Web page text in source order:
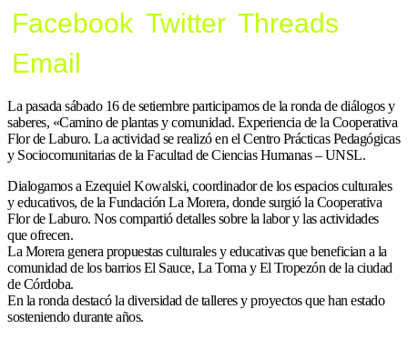
Facebook Twitter Threads
Email
La pasada sábado 16 de setiembre participamos de la ronda de diálogos y
saberes, «Camino de plantas y comunidad. Experiencia de la Cooperativa
Flor de Laburo. La actividad se realizó en el Centro Prácticas Pedagógicas
y Sociocomunitarias de la Facultad de Ciencias Humanas – UNSL.
Dialogamos a Ezequiel Kowalski, coordinador de los espacios culturales
y educativos, de la Fundación La Morera, donde surgió la Cooperativa
Flor de Laburo. Nos compartió detalles sobre la labor y las actividades
que ofrecen.
La Morera genera propuestas culturales y educativas que benefician a la
comunidad de los barrios El Sauce, La Toma y El Tropezón de la ciudad
de Córdoba.
En la ronda destacó la diversidad de talleres y proyectos que han estado
sosteniendo durante años.